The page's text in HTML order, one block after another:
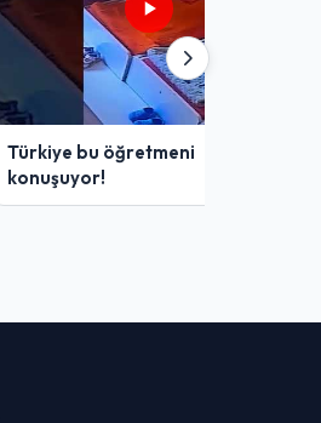
Türkiye bu öğretmeni
konuşuyor!